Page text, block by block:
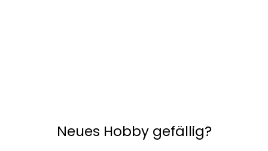
Neues Hobby gefällig?